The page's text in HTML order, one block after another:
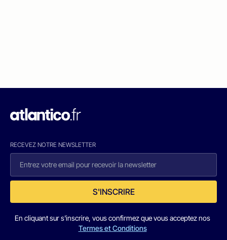
RECEVEZ NOTRE NEWSLETTER
S'INSCRIRE
En cliquant sur s'inscrire, vous confirmez que vous acceptez nos
Termes et Conditions